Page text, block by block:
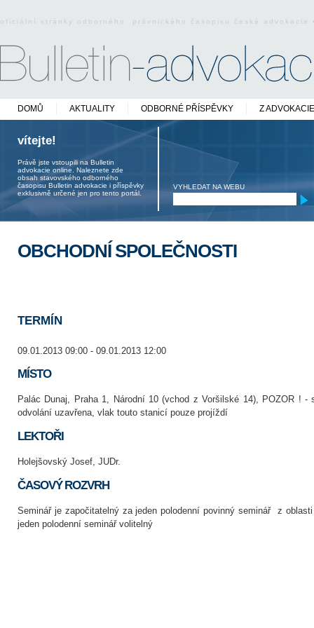
oficiální stránky odborného právnického časopisu české
DOMŮ AKTUALITY ODBORNÉ PŘÍSPĚVKY Z ADVOKACIE
vítejte!
Právě jste vstoupili na Bulletin
advokacie online. Naleznete zde
obsah stavovského odborného
časopisu Bulletin advokacie i příspěvky
exklusivně určené jen pro tento portál.
VYHLEDAT NA WEBU
OBCHODNÍ SPOLEČNOSTI
TERMÍN
09.01.2013 09:00 - 09.01.2013 12:00
MÍSTO
Palác Dunaj, Praha 1, Národní 10 (vchod z Voršilské 14), POZOR ! -
odvolání uzavřena, vlak touto stanicí pouze projíždí
LEKTOŘI
Holejšovský Josef, JUDr.
ČASOVÝ ROZVRH
Seminář je započitatelný za jeden polodenní povinný seminář z
jeden polodenní seminář volitelný